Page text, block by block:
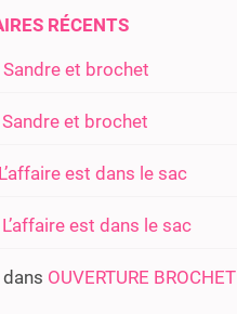
RÉCENTS
Sandre et brochet
Sandre et brochet
L’affaire est dans le sac
L’affaire est dans le sac
dans OUVERTURE BROCHET